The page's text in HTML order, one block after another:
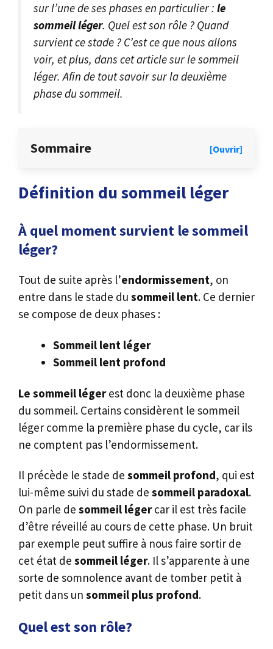
sur l’une de ses phases en particulier : le
sommeil léger. Quel est son rôle ? Quand
survient ce stade ? C’est ce que nous allons
voir, et plus, dans cet article sur le sommeil
léger. Afin de tout savoir sur la deuxième
phase du sommeil.
Sommaire [Ouvrir]
Définition du sommeil léger
À quel moment survient le sommeil
léger?
Tout de suite après l’endormissement, on
entre dans le stade du sommeil lent. Ce dernier
se compose de deux phases :
Sommeil lent léger
Sommeil lent profond
Le sommeil légerest donc la deuxième phase
du sommeil. Certains considèrent le sommeil
léger comme la première phase du cycle, car ils
ne comptent pas l’endormissement.
Il précède le stade de sommeil profond, qui est
lui-même suivi du stade de sommeil paradoxal.
On parle de sommeil légercar il est très facile
d’être réveillé au cours de cette phase. Un bruit
par exemple peut suffire à nous faire sortir de
cet état de sommeil léger. Il s’apparente à une
sorte de somnolence avant de tomber petit à
petit dans un sommeil plus profond.
Quel est son rôle?